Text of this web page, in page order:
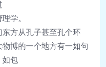
学。
方从孔子甚至孔个环
博的一个地方有一如句
如包